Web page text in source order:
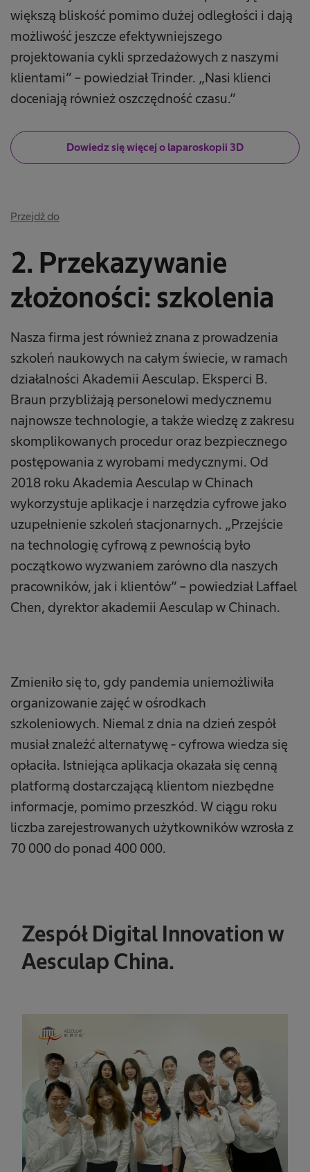
większą bliskość pomimo dużej odległości i dają
możliwość jeszcze efektywniejszego
projektowania cykli sprzedażowych z naszymi
klientami” – powiedział Trinder. „Nasi klienci
doceniają również oszczędność czasu.”
Dowiedz się więcej o laparoskopii 3D
Przejdź do
2. Przekazywanie
złożoności: szkolenia
Nasza firma jest również znana z prowadzenia
szkoleń naukowych na całym świecie, w ramach
działalności Akademii Aesculap. Eksperci B.
Braun przybliżają personelowi medycznemu
najnowsze technologie, a także wiedzę z zakresu
skomplikowanych procedur oraz bezpiecznego
postępowania z wyrobami medycznymi. Od
2018 roku Akademia Aesculap w Chinach
wykorzystuje aplikacje i narzędzia cyfrowe jako
uzupełnienie szkoleń stacjonarnych. „Przejście
na technologię cyfrową z pewnością było
początkowo wyzwaniem zarówno dla naszych
pracowników, jak i klientów” – powiedział Laffael
Chen, dyrektor akademii Aesculap w Chinach.
Zmieniło się to, gdy pandemia uniemożliwiła
organizowanie zajęć w ośrodkach
szkoleniowych. Niemal z dnia na dzień zespół
musiał znaleźć alternatywę - cyfrowa wiedza się
opłaciła. Istniejąca aplikacja okazała się cenną
platformą dostarczającą klientom niezbędne
informacje, pomimo przeszkód. W ciągu roku
liczba zarejestrowanych użytkowników wzrosła z
70 000 do ponad 400 000.
Zespół Digital Innovation w
Aesculap China.